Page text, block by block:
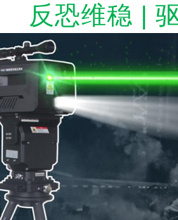
反恐维稳 |